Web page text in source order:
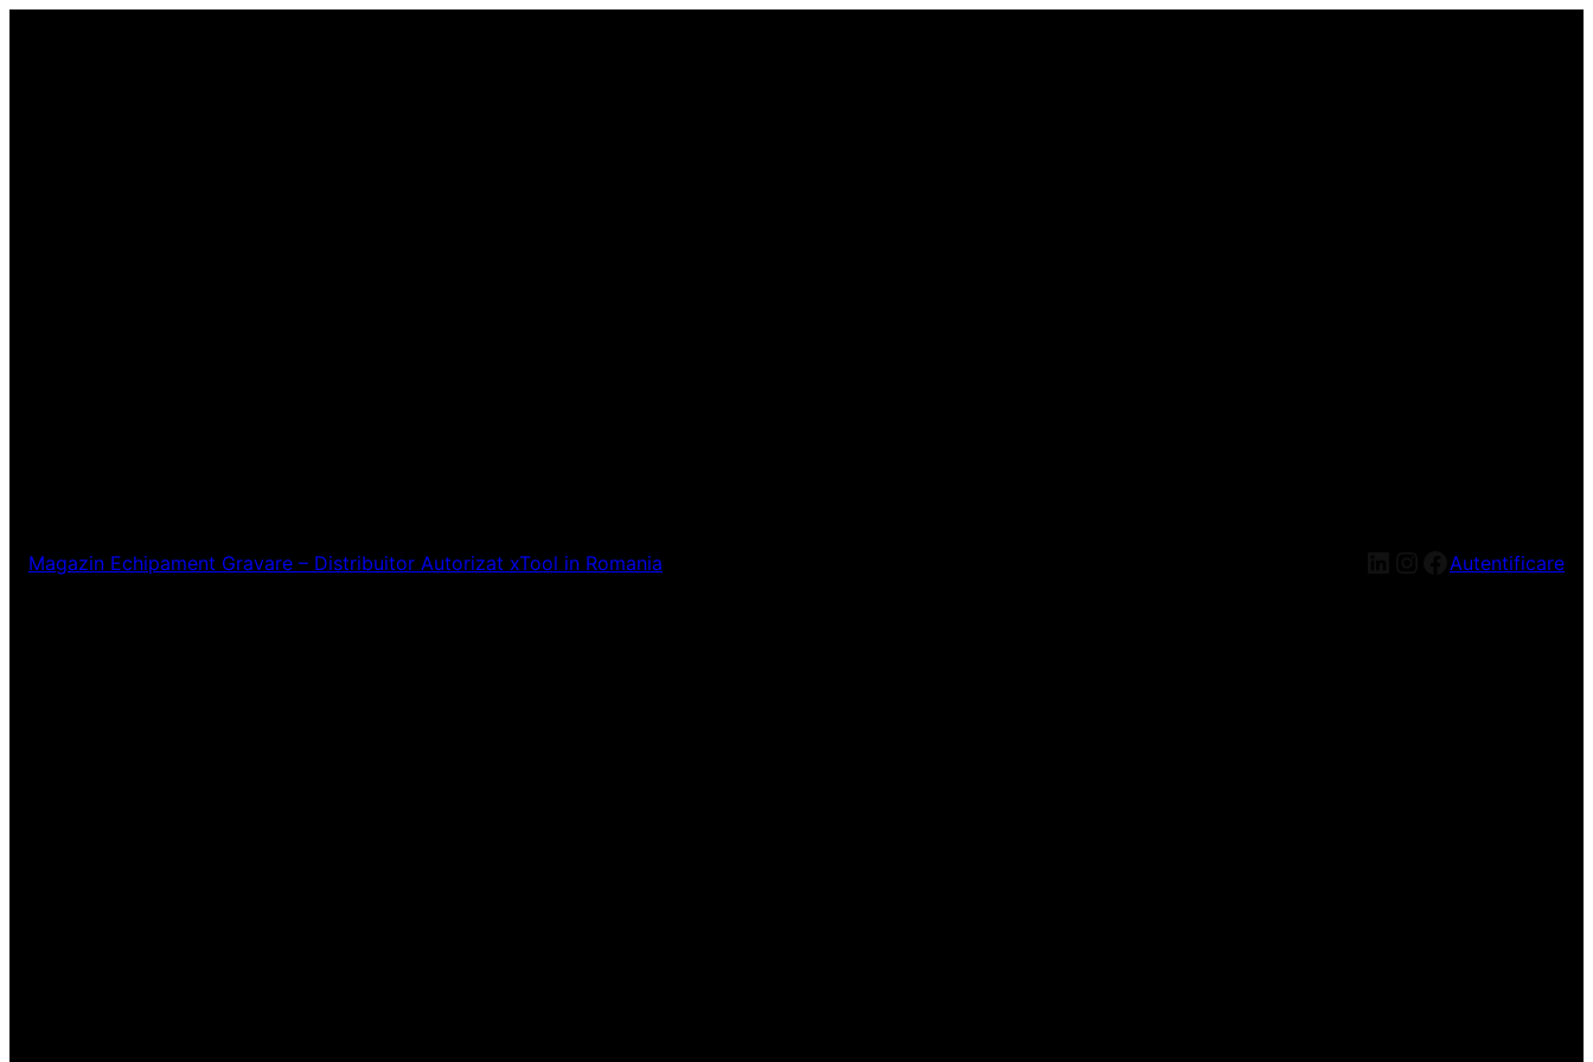
Magazin Echipament Gravare – Distribuitor Autorizat xTool in Romania LinkedIn
Instagram
Facebook
Autentificare